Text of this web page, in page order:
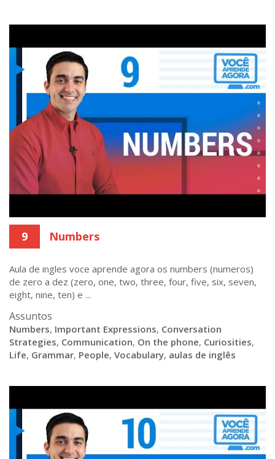
9 Numbers
Aula de ingles voce aprende agora os numbers (numeros)
de zero a dez (zero, one, two, three, four, five, six, seven,
eight, nine, ten) e ...
Assuntos
Numbers, Important Expressions, Conversation
Strategies, Communication, On the phone, Curiosities,
Life, Grammar, People, Vocabulary, aulas de inglês